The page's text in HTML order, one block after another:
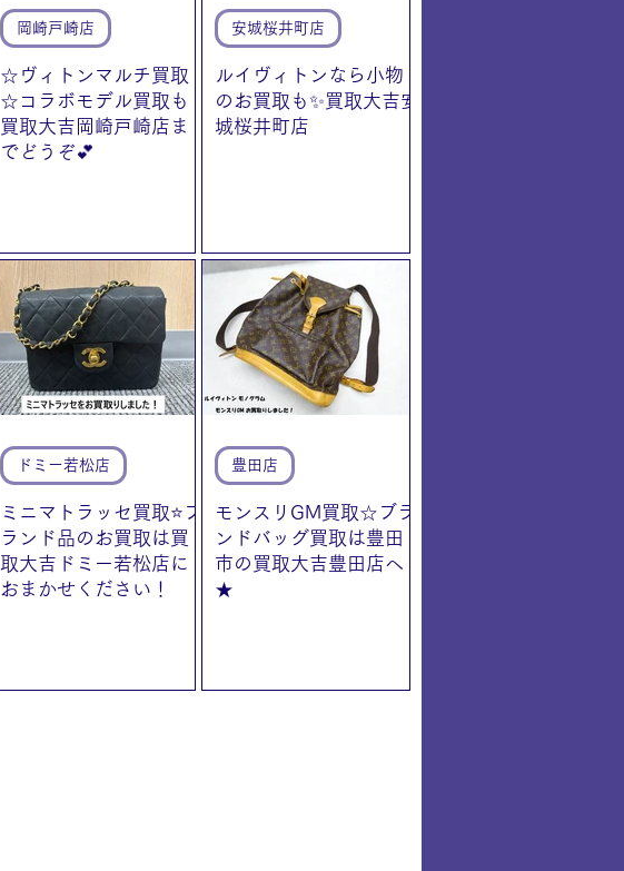
☆ヴィトンマルチ買取
☆コラボモデル買取も
買取大吉岡崎戸崎店ま
でどうぞ💕
岡崎戸崎店
ルイヴィトンなら小物
のお買取も✨買取大吉安
城桜井町店
安城桜井町店
ミニマトラッセ買取⭐️ブ
ランド品のお買取は買
取大吉ドミー若松店に
おまかせください！
ドミー若松店
モンスリGM買取☆ブラ
ンドバッグ買取は豊田
市の買取大吉豊田店へ
★
豊田店